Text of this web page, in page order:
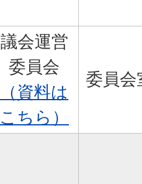
議会運営
委員会
（資料は
こちら）
委員会